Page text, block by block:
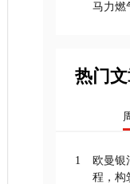
马力燃
热门
1
欧曼银
程，构